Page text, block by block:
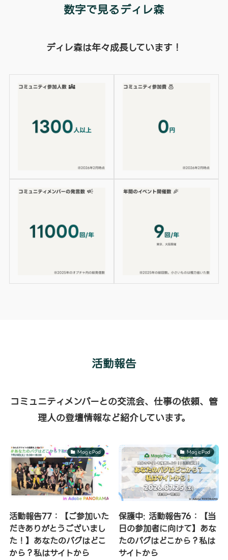
数字で見るディレ森
ディレ森は年々成長しています！
活動報告
コミュニティメンバーとの交流会、仕事の依頼、管
理人の登壇情報など紹介しています。
MagicPod
活動報告77：【ご参加いた
だきありがとうございまし
た！】あなたのバグはどこ
から？私はサイトから
MagicPod
保護中: 活動報告76：【当
日の参加者に向けて】あな
たのバグはどこから？私は
サイトから